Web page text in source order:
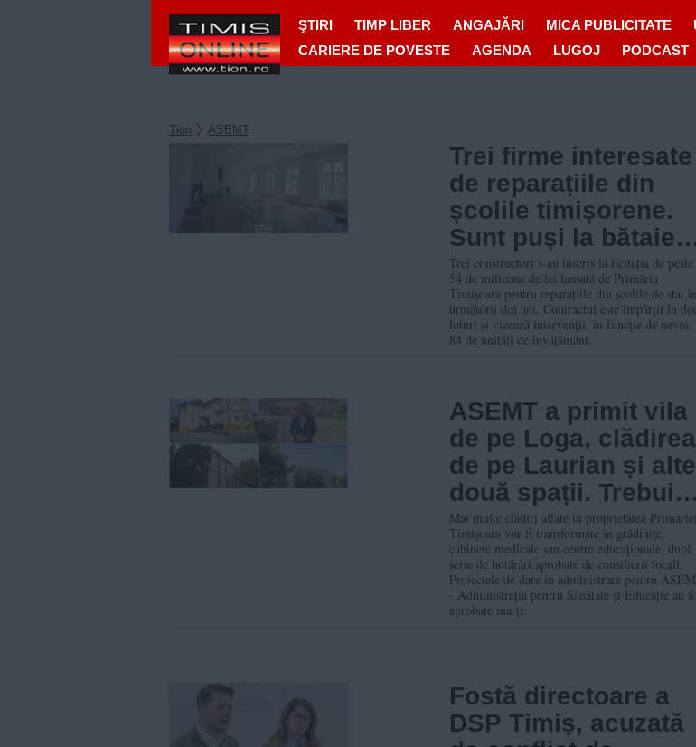
ŞTIRI TIMP LIBER ANGAJĂRI MICA PUBLICITATE
CARIERE DE POVESTE
AGENDA LUGOJ PODCAST
Tion ASEMT
Trei firme interesate
de reparațiile din
școlile timișorene.
Sunt puși la bătaie
peste 10 milioane de
euro pentru doi ani
Trei constructori s-au înscris la licitația de peste
54 de milioane de lei lansată de Primăria
Timișoara pentru reparațiile din școlile de stat în
următorii doi ani. Contractul este împărțit în
loturi și vizează intervenții, în funcție de nevoi,
84 de unități de învățământ.
ASEMT a primit vila
de pe Loga, clădirea
de pe Laurian și alte
două spații. Trebuie
să le transforme în
grădinițe sau
cabinete
Mai multe clădiri aflate în proprietatea Primăriei
Timișoara vor fi transformate în grădinițe,
cabinete medicale sau centre educaționale, după
serie de hotărâri aprobate de consilierii locali.
Proiectele de dare în administrare pentru
- Administrația pentru Sănătate și Educație au
aprobate marți.
Fostă directoare a
DSP Timiș, acuzată